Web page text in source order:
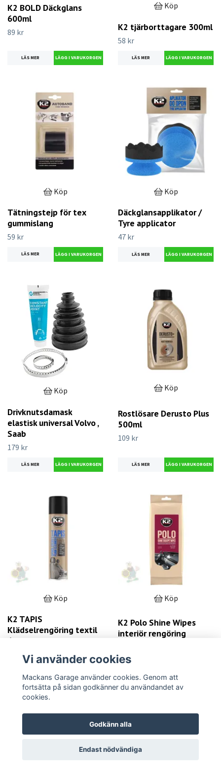
K2 BOLD Däckglans
600ml
89 kr
LÄS MER
Köp
K2 tjärborttagare 300ml
58 kr
LÄS MER
Köp
Tätningstejp för tex
gummislang
59 kr
LÄS MER
Köp
Däckglansapplikator /
Tyre applicator
47 kr
LÄS MER
Köp
Drivknutsdamask
elastisk universal Volvo ,
Saab
179 kr
LÄS MER
Köp
Rostlösare Derusto Plus
500ml
109 kr
LÄS MER
Köp
K2 TAPIS
Klädselrengöring textil
600ml
69 kr
Köp
K2 Polo Shine Wipes
interiör rengöring
Vi använder cookies
Mackans Garage använder cookies. Genom att
fortsätta på sidan godkänner du användandet av
cookies.
Godkänn alla
Endast nödvändiga